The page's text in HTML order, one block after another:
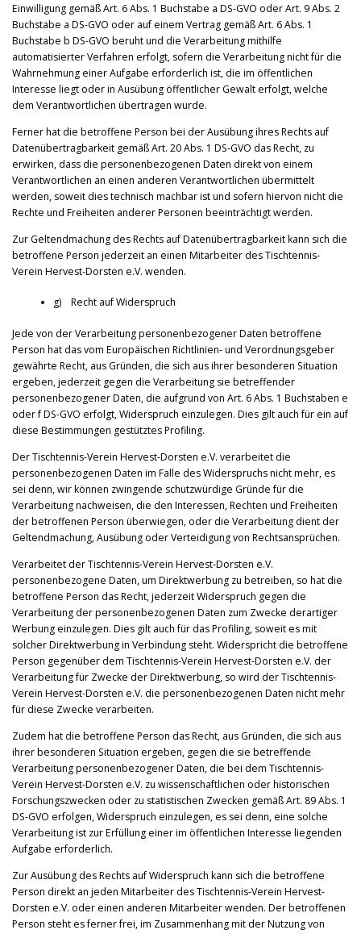
Einwilligung gemäß Art. 6 Abs. 1 Buchstabe a DS-GVO oder Art. 9 Abs. 2
Buchstabe a DS-GVO oder auf einem Vertrag gemäß Art. 6 Abs. 1
Buchstabe b DS-GVO beruht und die Verarbeitung mithilfe
automatisierter Verfahren erfolgt, sofern die Verarbeitung nicht für die
Wahrnehmung einer Aufgabe erforderlich ist, die im öffentlichen
Interesse liegt oder in Ausübung öffentlicher Gewalt erfolgt, welche
dem Verantwortlichen übertragen wurde.
Ferner hat die betroffene Person bei der Ausübung ihres Rechts auf
Datenübertragbarkeit gemäß Art. 20 Abs. 1 DS-GVO das Recht, zu
erwirken, dass die personenbezogenen Daten direkt von einem
Verantwortlichen an einen anderen Verantwortlichen übermittelt
werden, soweit dies technisch machbar ist und sofern hiervon nicht die
Rechte und Freiheiten anderer Personen beeinträchtigt werden.
Zur Geltendmachung des Rechts auf Datenübertragbarkeit kann sich die
betroffene Person jederzeit an einen Mitarbeiter des Tischtennis-
Verein Hervest-Dorsten e.V. wenden.
g) Recht auf Widerspruch
Jede von der Verarbeitung personenbezogener Daten betroffene
Person hat das vom Europäischen Richtlinien- und Verordnungsgeber
gewährte Recht, aus Gründen, die sich aus ihrer besonderen Situation
ergeben, jederzeit gegen die Verarbeitung sie betreffender
personenbezogener Daten, die aufgrund von Art. 6 Abs. 1 Buchstaben e
oder f DS-GVO erfolgt, Widerspruch einzulegen. Dies gilt auch für ein auf
diese Bestimmungen gestütztes Profiling.
Der Tischtennis-Verein Hervest-Dorsten e.V. verarbeitet die
personenbezogenen Daten im Falle des Widerspruchs nicht mehr, es
sei denn, wir können zwingende schutzwürdige Gründe für die
Verarbeitung nachweisen, die den Interessen, Rechten und Freiheiten
der betroffenen Person überwiegen, oder die Verarbeitung dient der
Geltendmachung, Ausübung oder Verteidigung von Rechtsansprüchen.
Verarbeitet der Tischtennis-Verein Hervest-Dorsten e.V.
personenbezogene Daten, um Direktwerbung zu betreiben, so hat die
betroffene Person das Recht, jederzeit Widerspruch gegen die
Verarbeitung der personenbezogenen Daten zum Zwecke derartiger
Werbung einzulegen. Dies gilt auch für das Profiling, soweit es mit
solcher Direktwerbung in Verbindung steht. Widerspricht die betroffene
Person gegenüber dem Tischtennis-Verein Hervest-Dorsten e.V. der
Verarbeitung für Zwecke der Direktwerbung, so wird der Tischtennis-
Verein Hervest-Dorsten e.V. die personenbezogenen Daten nicht mehr
für diese Zwecke verarbeiten.
Zudem hat die betroffene Person das Recht, aus Gründen, die sich aus
ihrer besonderen Situation ergeben, gegen die sie betreffende
Verarbeitung personenbezogener Daten, die bei dem Tischtennis-
Verein Hervest-Dorsten e.V. zu wissenschaftlichen oder historischen
Forschungszwecken oder zu statistischen Zwecken gemäß Art. 89 Abs. 1
DS-GVO erfolgen, Widerspruch einzulegen, es sei denn, eine solche
Verarbeitung ist zur Erfüllung einer im öffentlichen Interesse liegenden
Aufgabe erforderlich.
Zur Ausübung des Rechts auf Widerspruch kann sich die betroffene
Person direkt an jeden Mitarbeiter des Tischtennis-Verein Hervest-
Dorsten e.V. oder einen anderen Mitarbeiter wenden. Der betroffenen
Person steht es ferner frei, im Zusammenhang mit der Nutzung von